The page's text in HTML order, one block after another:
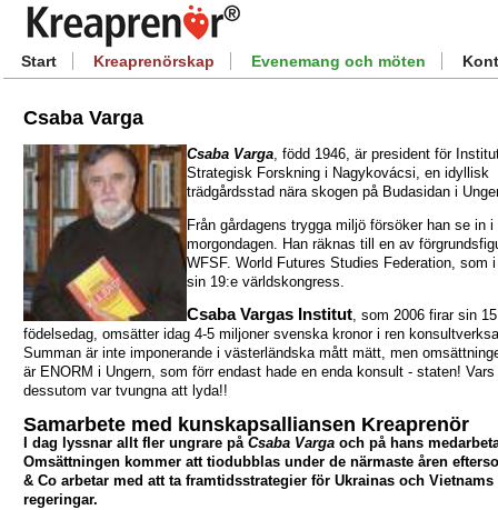
Start Kreaprenörskap Evenemang och möten
Csaba Varga
Csaba Varga , född 1946, är president för
Strategisk Forskning i Nagykovácsi, en idyllisk
trädgårdsstad nära skogen på Budasidan i
Från gårdagens trygga miljö försöker han se in i
morgondagen. Han räknas till en av
WFSF. World Futures Studies Federation, som
sin 19:e världskongress.
Csaba Vargas Institut, som 2006 firar sin
födelsedag, omsätter idag 4-5 miljoner svenska kronor i ren
Summan är inte imponerande i västerländska mått mätt, men
är ENORM i Ungern, som förr endast hade en enda konsult - staten! Vars
dessutom var tvungna att lyda!!
Samarbete med kunskapsalliansen Kreaprenör
I dag lyssnar allt fler ungrare på Csaba Varga och på hans
Omsättningen kommer att tiodubblas under de närmaste åren
& Co arbetar med att ta framtidsstrategier för Ukrainas och Vietnams
regeringar.